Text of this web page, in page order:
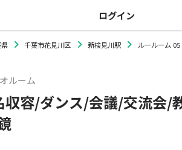
ログイン
千葉市花見川区 新検見川駅 ルールーム
ルーム
容/ダンス/会議/交流会/